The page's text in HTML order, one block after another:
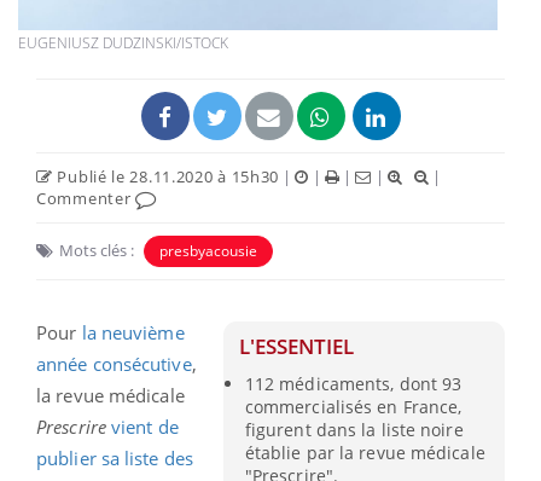
EUGENIUSZ DUDZINSKI/ISTOCK
Publié le 28.11.2020 à 15h30 | | | |
|
Commenter
Mots clés : presbyacousie
L'ESSENTIEL
112 médicaments, dont 93
commercialisés en France,
figurent dans la liste noire
établie par la revue médicale
"Prescrire".
Pour la neuvième
année consécutive,
la revue médicale
Prescrire vient de
publier sa liste des